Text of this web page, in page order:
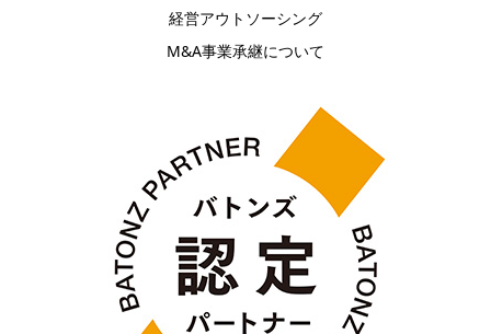
経営アウトソーシング
M&A事業承継について